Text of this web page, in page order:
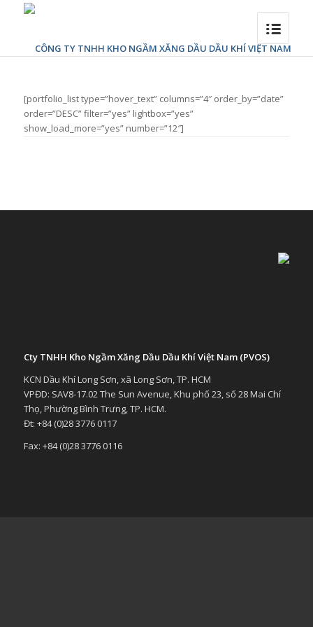
[portfolio_list type=”hover_text” columns=”4″ order_by=”date”
order=”DESC” filter=”yes” lightbox=”yes”
show_load_more=”yes” number=”12″]
Cty TNHH Kho Ngầm Xăng Dầu Dầu Khí Việt Nam (PVOS)
KCN Dầu Khí Long Sơn, xã Long Sơn, TP. HCM
VPĐD: SAV8-17.02 The Sun Avenue, Khu phố 23, số 28 Mai Chí
Thọ, Phường Bình Trưng, TP. HCM.
Đt: +84 (0)28 3776 0117
Fax: +84 (0)28 3776 0116